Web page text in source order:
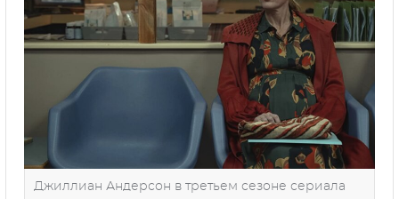
Джиллиан Андерсон в третьем сезоне сериала